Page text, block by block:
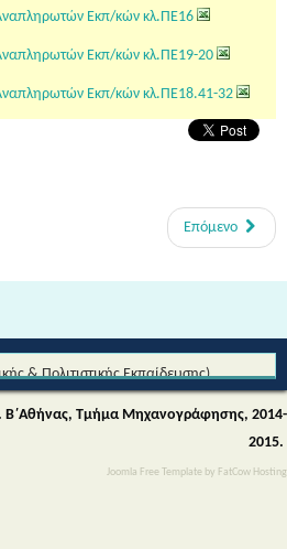
Joomla Free Template by FatCow Hosting
Εκπ/κών κλ.ΠΕ16
Εκπ/κών κλ.ΠΕ19-20
Εκπ/κών κλ.ΠΕ18.41-32
Επόμενο
& Πολιτιστικής Εκπαίδευσης)
Τμήμα Μηχανογράφησης, 2014-
2015.